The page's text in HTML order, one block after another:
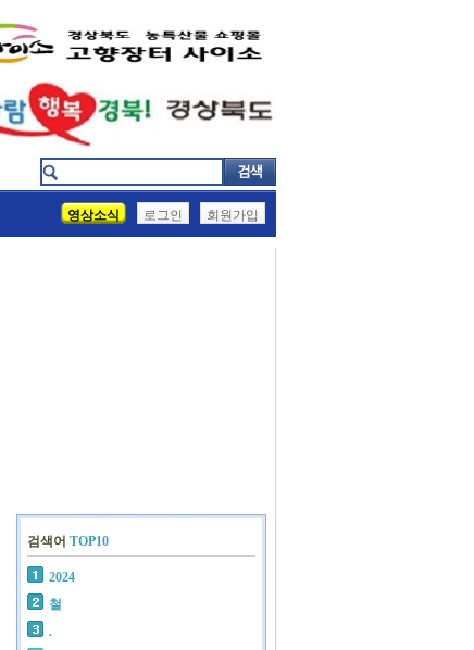
영상소식 로그인 회원가입
검색어 TOP10
2024
철
.